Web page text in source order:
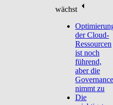
wächst
der Cloud-
Ressourcen
ist noch
führend,
aber die
Governance
nimmt zu
Die